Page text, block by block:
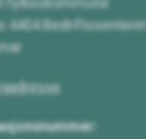
4404 Bedriftssenteret